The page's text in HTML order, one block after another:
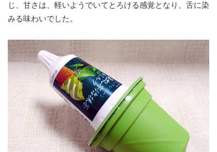
じ、甘さは、軽いようでいてとろける感覚となり、舌に染
みる味わいでした。